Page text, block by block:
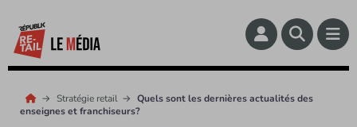
Stratégie retail
Quels sont les dernières actualités des
enseignes et franchiseurs?